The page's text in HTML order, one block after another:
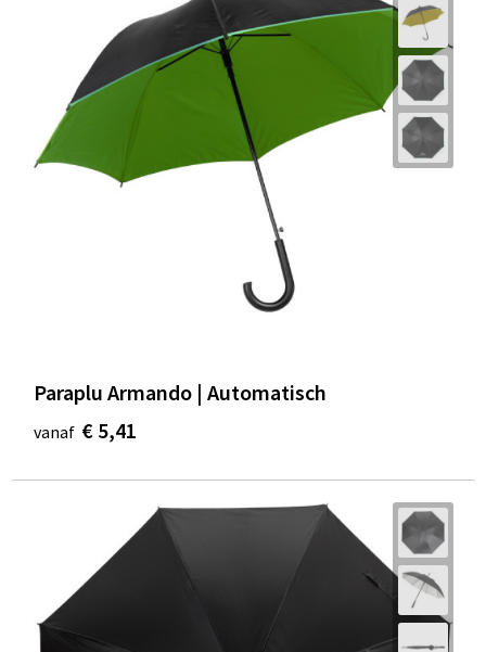
Paraplu Armando | Automatisch
vanaf € 5,41